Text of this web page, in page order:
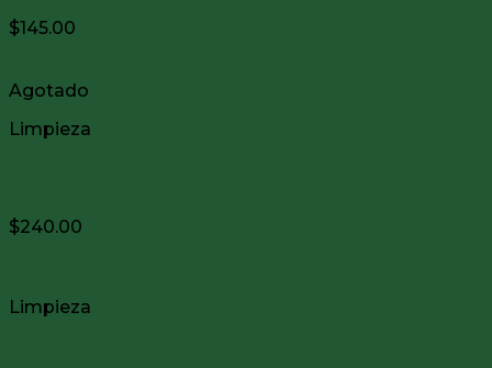
$145.00
Agotado
Limpieza
$240.00
Limpieza